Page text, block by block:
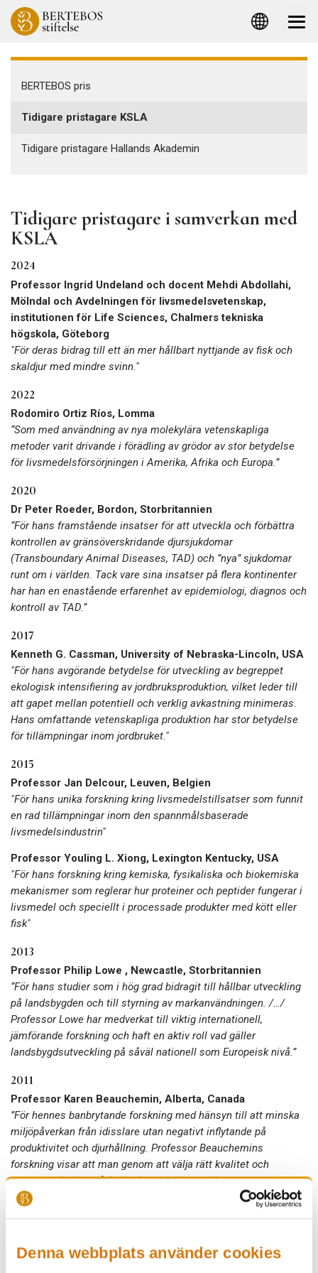
Denna webbplats använder cookies
BERTEBOS pris
Tidigare pristagare KSLA
Tidigare pristagare Hallands Akademin
Tidigare pristagare i samverkan med
KSLA
2024
Professor Ingrid Undeland och docent Mehdi Abdollahi,
Mölndal och Avdelningen för livsmedelsvetenskap,
institutionen för Life Sciences, Chalmers tekniska
högskola, Göteborg
"För deras bidrag till ett än mer hållbart nyttjande av fisk och
skaldjur med mindre svinn."
2022
Rodomiro Ortiz Ríos, Lomma
“Som med användning av nya molekylära vetenskapliga
metoder varit drivande i förädling av grödor av stor betydelse
för livsmedelsförsörjningen i Amerika, Afrika och Europa.”
2020
Dr Peter Roeder, Bordon, Storbritannien
“För hans framstående insatser för att utveckla och förbättra
kontrollen av gränsöverskridande djursjukdomar
(Transboundary Animal Diseases, TAD) och ”nya” sjukdomar
runt om i världen. Tack vare sina insatser på flera kontinenter
har han en enastående erfarenhet av epidemiologi, diagnos och
kontroll av TAD.”
2017
Kenneth G. Cassman, University of Nebraska-Lincoln, USA
"För hans avgörande betydelse för utveckling av begreppet
ekologisk intensifiering av jordbruksproduktion, vilket leder till
att gapet mellan potentiell och verklig avkastning minimeras.
Hans omfattande vetenskapliga produktion har stor betydelse
för tillämpningar inom jordbruket."
2015
Professor Jan Delcour, Leuven, Belgien
"För hans unika forskning kring livsmedelstillsatser som funnit
en rad tillämpningar inom den spannmålsbaserade
livsmedelsindustrin"
Professor Youling L. Xiong, Lexington Kentucky, USA
"För hans forskning kring kemiska, fysikaliska och biokemiska
mekanismer som reglerar hur proteiner och peptider fungerar i
livsmedel och speciellt i processade produkter med kött eller
fisk"
2013
Professor Philip Lowe , Newcastle, Storbritannien
“För hans studier som i hög grad bidragit till hållbar utveckling
på landsbygden och till styrning av markanvändningen. /…/
Professor Lowe har medverkat till viktig internationell,
jämförande forskning och haft en aktiv roll vad gäller
landsbygdsutveckling på såväl nationell som Europeisk nivå.”
2011
Professor Karen Beauchemin, Alberta, Canada
”För hennes banbrytande forskning med hänsyn till att minska
miljöpåverkan från idisslare utan negativt inflytande på
produktivitet och djurhållning. Professor Beauchemins
forskning visar att man genom att välja rätt kvalitet och
sammansättning på fodret kan minska utsläppet av
växthusgaser betydligt, och samtidigt förbättra både
Dr. Joachim von Braun, Washington DC, USA